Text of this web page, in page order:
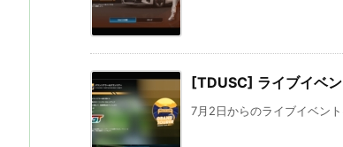
[TDUSC] ライブイベ
7月2日からのライブイベン